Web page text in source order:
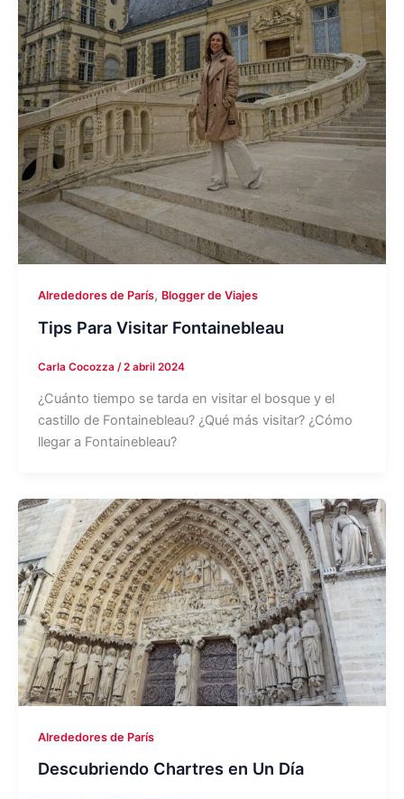
Alrededores de París, Blogger de Viajes
Tips Para Visitar Fontainebleau
Carla Cocozza /2 abril 2024
¿Cuánto tiempo se tarda en visitar el bosque y el
castillo de Fontainebleau? ¿Qué más visitar? ¿Cómo
llegar a Fontainebleau?
Alrededores de París
Descubriendo Chartres en Un Día